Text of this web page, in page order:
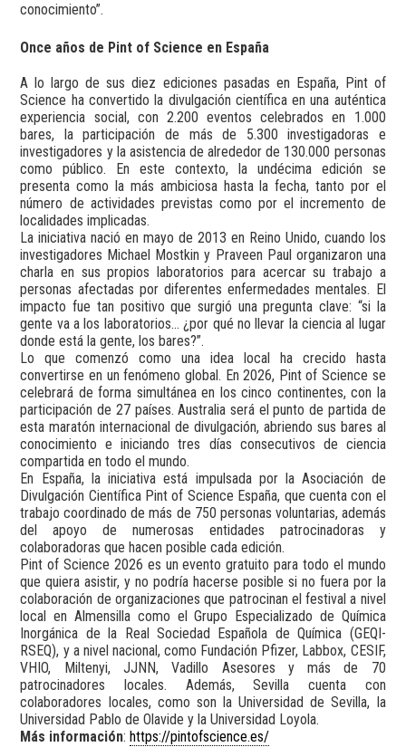
conocimiento”.
Once años de Pint of Science en España
A lo largo de sus diez ediciones pasadas en España, Pint of
Science ha convertido la divulgación científica en una auténtica
experiencia social, con 2.200 eventos celebrados en 1.000
bares, la participación de más de 5.300 investigadoras e
investigadores y la asistencia de alrededor de 130.000 personas
como público. En este contexto, la undécima edición se
presenta como la más ambiciosa hasta la fecha, tanto por el
número de actividades previstas como por el incremento de
localidades implicadas.
La iniciativa nació en mayo de 2013 en Reino Unido, cuando los
investigadores Michael Mostkin y Praveen Paul organizaron una
charla en sus propios laboratorios para acercar su trabajo a
personas afectadas por diferentes enfermedades mentales. El
impacto fue tan positivo que surgió una pregunta clave: “si la
gente va a los laboratorios… ¿por qué no llevar la ciencia al lugar
donde está la gente, los bares?”.
Lo que comenzó como una idea local ha crecido hasta
convertirse en un fenómeno global. En 2026, Pint of Science se
celebrará de forma simultánea en los cinco continentes, con la
participación de 27 países. Australia será el punto de partida de
esta maratón internacional de divulgación, abriendo sus bares al
conocimiento e iniciando tres días consecutivos de ciencia
compartida en todo el mundo.
En España, la iniciativa está impulsada por la Asociación de
Divulgación Científica Pint of Science España, que cuenta con el
trabajo coordinado de más de 750 personas voluntarias, además
del apoyo de numerosas entidades patrocinadoras y
colaboradoras que hacen posible cada edición.
Pint of Science 2026 es un evento gratuito para todo el mundo
que quiera asistir, y no podría hacerse posible si no fuera por la
colaboración de organizaciones que patrocinan el festival a nivel
local en Almensilla como el Grupo Especializado de Química
Inorgánica de la Real Sociedad Española de Química (GEQI-
RSEQ), y a nivel nacional, como Fundación Pfizer, Labbox, CESIF,
VHIO, Miltenyi, JJNN, Vadillo Asesores y más de 70
patrocinadores locales. Además, Sevilla cuenta con
colaboradores locales, como son la Universidad de Sevilla, la
Universidad Pablo de Olavide y la Universidad Loyola.
Más información: https://pintofscience.es/